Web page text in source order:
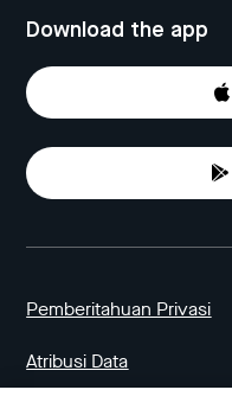
Download the app
Pemberitahuan Privasi
Atribusi Data